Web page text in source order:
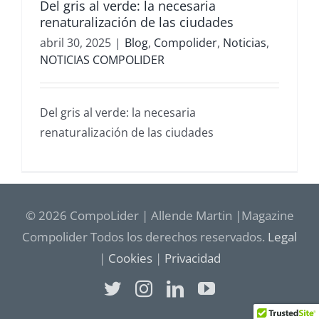
Del gris al verde: la necesaria
renaturalización de las ciudades
abril 30, 2025 | Blog, Compolider, Noticias,
NOTICIAS COMPOLIDER
Del gris al verde: la necesaria
renaturalización de las ciudades
© 2026 CompoLider | Allende Martin |Magazine
Compolider Todos los derechos reservados. Legal
| Cookies| Privacidad
TwitterInstagram
LinkedInYouTube